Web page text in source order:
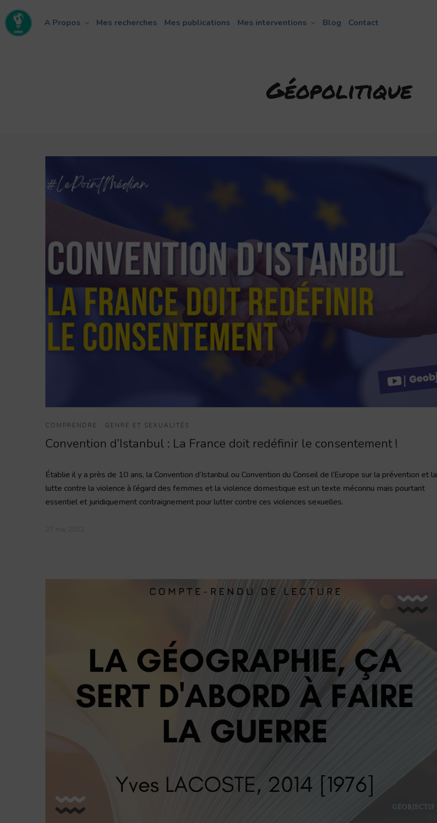
A Propos Mes recherches Mes publications Mes interventions Blog Contact
Géopolitique
COMPRENDRE · GENRE ET SEXUALITÉS
Convention d’Istanbul : La France doit redéfinir le consentement !
Établie il y a près de 10 ans, la Convention d’Istanbul ou Convention du Conseil de l’Europe sur la prévention et la
lutte contre la violence à l’égard des femmes et la violence domestique est un texte méconnu mais pourtant
essentiel et juridiquement contraignement pour lutter contre ces violences sexuelles.